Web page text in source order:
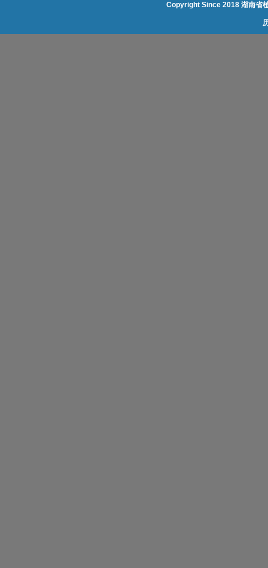
Copyright Since 2018 湖南